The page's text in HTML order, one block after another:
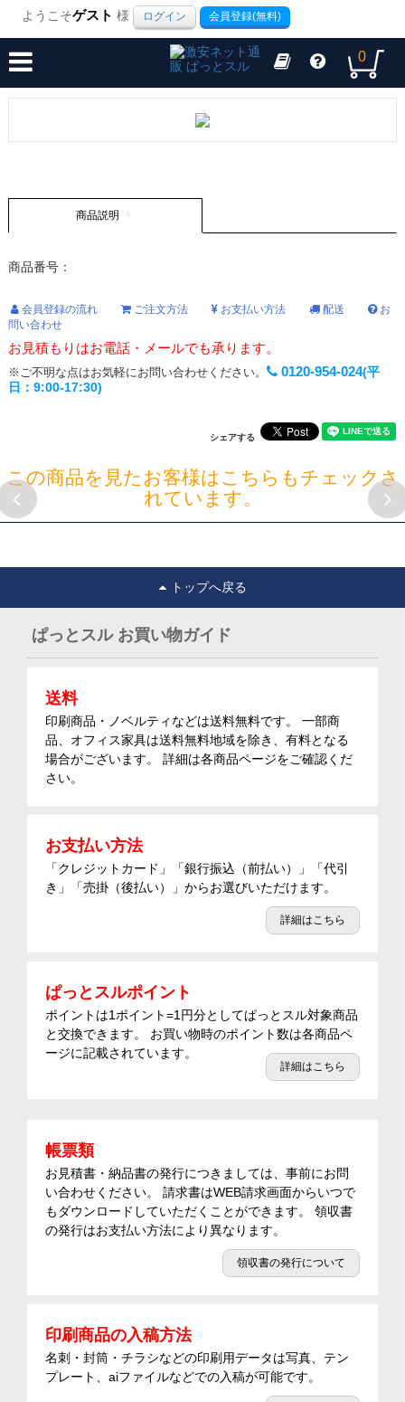
ようこそゲスト 様 ログイン 会員登録(無料)
0
商品説明
商品番号：
会員登録の流れ ご注文方法 お支払い方法 配送
お
問い合わせ
お見積もりはお電話・メールでも承ります。
※ご不明な点はお気軽にお問い合わせください。 0120-954-024(平
日：9:00-17:30)
シェアする
この商品を見たお客様はこちらもチェックさ
れています。
トップへ戻る
ぱっとスル お買い物ガイド
送料
印刷商品・ノベルティなどは送料無料です。 一部商
品、オフィス家具は送料無料地域を除き、有料となる
場合がございます。 詳細は各商品ページをご確認くだ
さい。
お支払い方法
「クレジットカード」「銀行振込（前払い）」「代引
き」「売掛（後払い）」からお選びいただけます。
詳細はこちら
ぱっとスルポイント
ポイントは1ポイント=1円分としてぱっとスル対象商品
と交換できます。 お買い物時のポイント数は各商品ペ
ージに記載されています。
詳細はこちら
帳票類
お見積書・納品書の発行につきましては、事前にお問
い合わせください。 請求書はWEB請求画面からいつで
もダウンロードしていただくことができます。 領収書
の発行はお支払い方法により異なります。
領収書の発行について
印刷商品の入稿方法
名刺・封筒・チラシなどの印刷用データは写真、テン
プレート、aiファイルなどでの入稿が可能です。